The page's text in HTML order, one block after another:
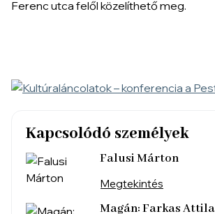
Ferenc utca felől közelíthető meg.
Kapcsolódó személyek
Falusi Márton
Megtekintés
Magán: Farkas Attila